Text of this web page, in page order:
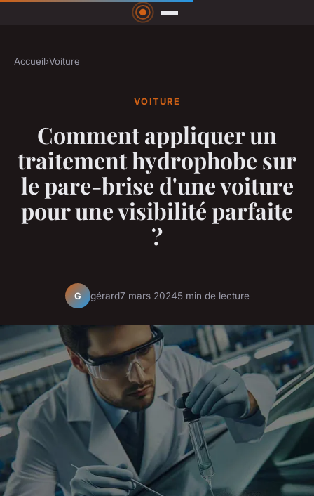
Accueil›Voiture
VOITURE
Comment appliquer un
traitement hydrophobe sur
le pare-brise d'une voiture
pour une visibilité parfaite
?
G gérard7 mars 20245 min de lecture